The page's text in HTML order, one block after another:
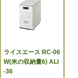
ライスエース RC-06
W(米の収納量6) ALI
-36